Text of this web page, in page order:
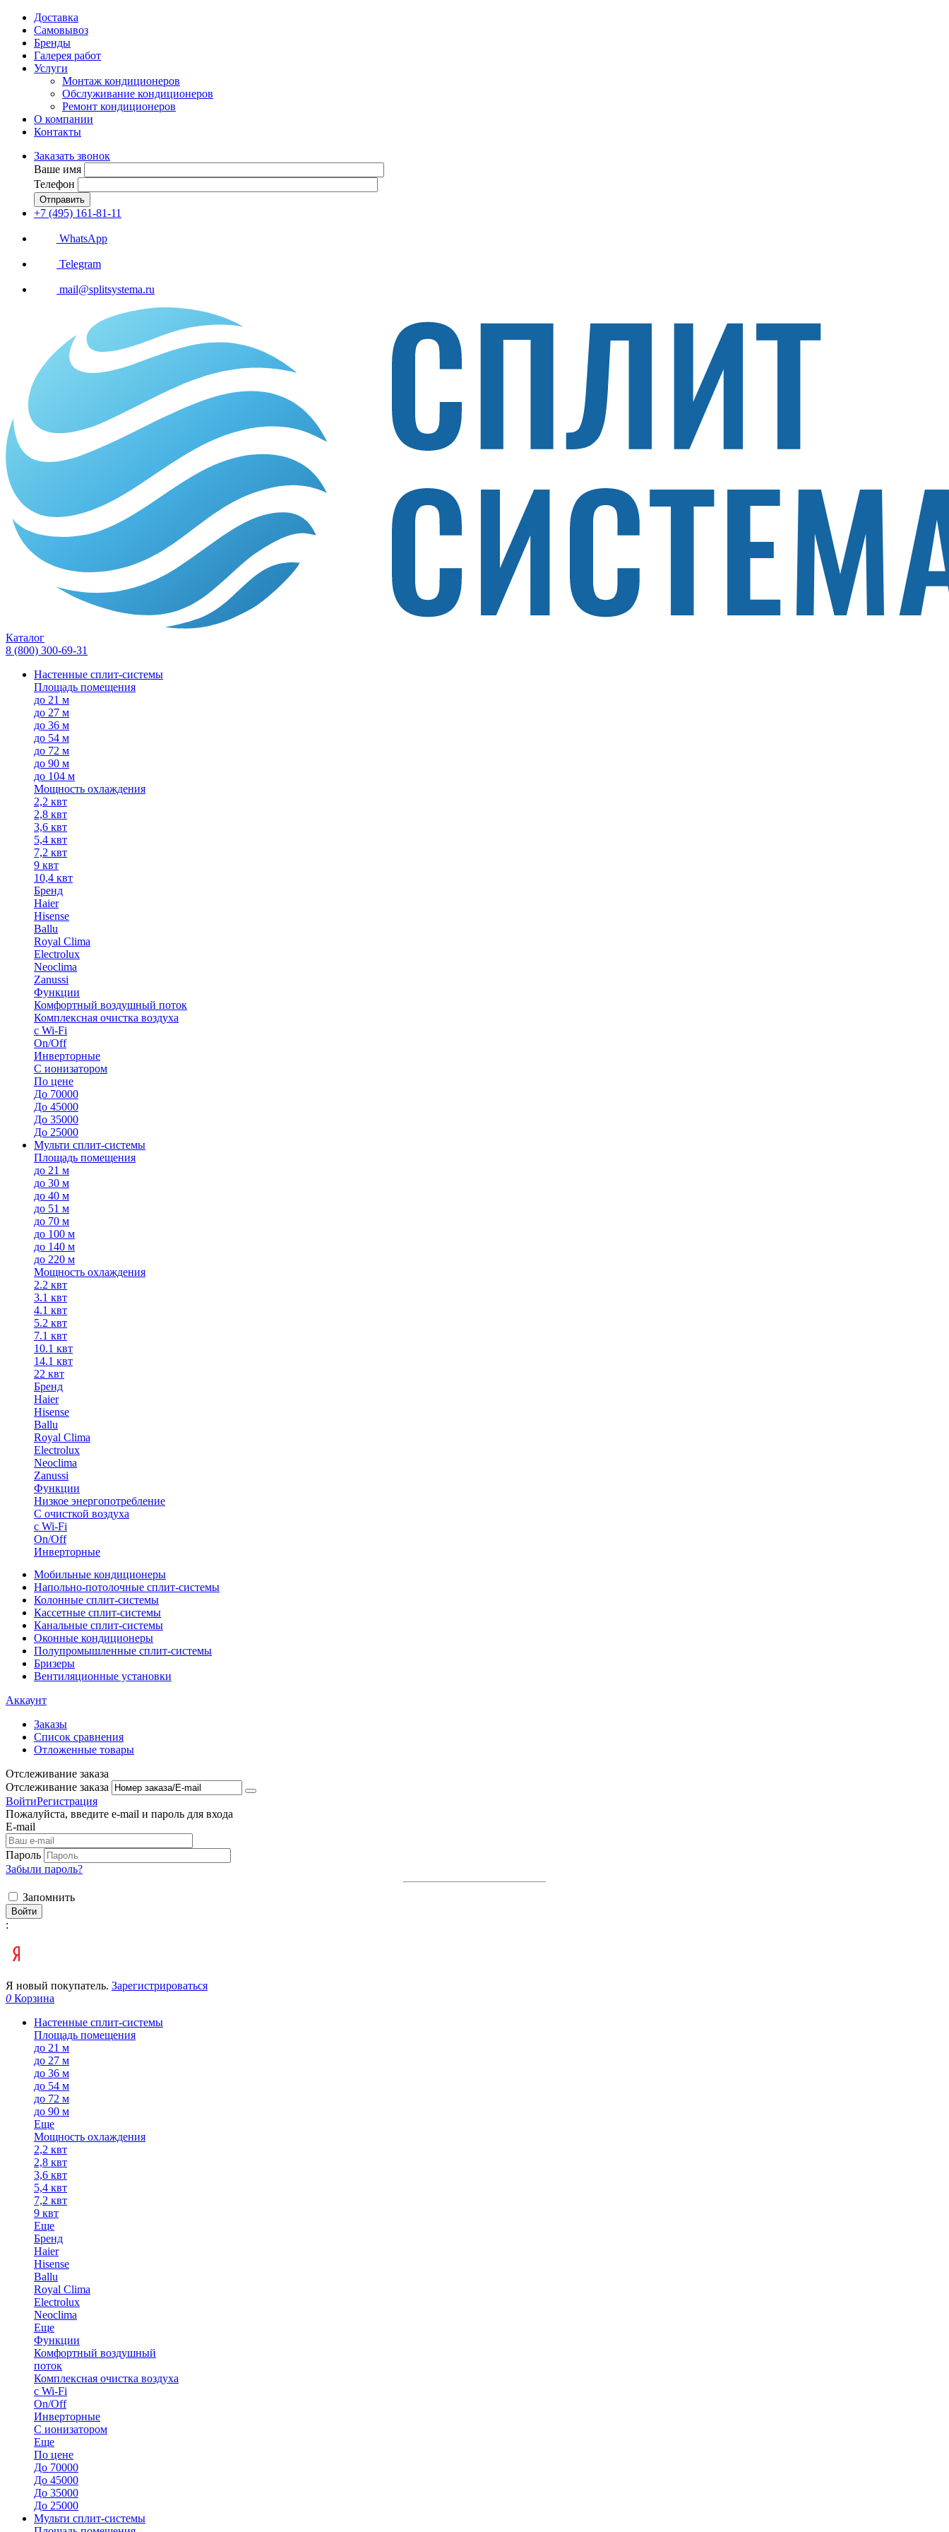
Доставка
Самовывоз
Бренды
Галерея работ
Услуги
Монтаж кондиционеров
Обслуживание кондиционеров
Ремонт кондиционеров
О компании
Контакты
Заказать звонок
Ваше имя
Телефон
Отправить
+7 (495) 161-81-11
WhatsApp
Telegram
mail@splitsystema.ru
Каталог
8 (800) 300-69-31
Настенные сплит-системы
Площадь помещения
до 21 м
до 27 м
до 36 м
до 54 м
до 72 м
до 90 м
до 104 м
Мощность охлаждения
2,2 квт
2,8 квт
3,6 квт
5,4 квт
7,2 квт
9 квт
10,4 квт
Бренд
Haier
Hisense
Ballu
Royal Clima
Electrolux
Neoclima
Zanussi
Функции
Комфортный воздушный поток
Комплексная очистка воздуха
с Wi-Fi
On/Off
Инверторные
С ионизатором
По цене
До 70000
До 45000
До 35000
До 25000
Мульти сплит-системы
Площадь помещения
до 21 м
до 30 м
до 40 м
до 51 м
до 70 м
до 100 м
до 140 м
до 220 м
Мощность охлаждения
2.2 квт
3.1 квт
4.1 квт
5.2 квт
7.1 квт
10.1 квт
14.1 квт
22 квт
Бренд
Haier
Hisense
Ballu
Royal Clima
Electrolux
Neoclima
Zanussi
Функции
Низкое энергопотребление
С очисткой воздуха
с Wi-Fi
On/Off
Инверторные
Мобильные кондиционеры
Напольно-потолоч​ные ​сплит-системы
Колонные ​​сплит-системы
Кассетные сплит-системы
Канальные сплит-системы
Оконные кондиционеры
Полупромышленные сплит-системы
Бризеры
Вентиляционные установки
Аккаунт
Заказы
Список сравнения
Отложенные товары
Отслеживание заказа
Отслеживание заказа
ВойтиРегистрация
Пожалуйста, введите e-mail и пароль для входа
E-mail
Пароль
Забыли пароль?
Запомнить
Войти
:
Я новый покупатель. Зарегистрироваться
0 Корзина
Настенные сплит-системы
Площадь помещения
до 21 м
до 27 м
до 36 м
до 54 м
до 72 м
до 90 м
Еще
Мощность охлаждения
2,2 квт
2,8 квт
3,6 квт
5,4 квт
7,2 квт
9 квт
Еще
Бренд
Haier
Hisense
Ballu
Royal Clima
Electrolux
Neoclima
Еще
Функции
Комфортный воздушный
поток
Комплексная очистка воздуха
с Wi-Fi
On/Off
Инверторные
С ионизатором
Еще
По цене
До 70000
До 45000
До 35000
До 25000
Мульти сплит-системы